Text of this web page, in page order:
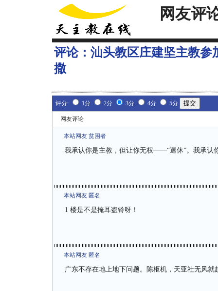
网友评
评论： 汕头教区庄建坚主教参
撒
评分: 1分 2分 3分 4分 5分
网友评论
本站网友 贫困者
我承认你是主教，但让你无权——“退休”。我承认
本站网友 匿名
1 楼是不是掩耳盗铃呀！
本站网友 匿名
广东不存在地上地下问题。陈枢机，天亚社无风就